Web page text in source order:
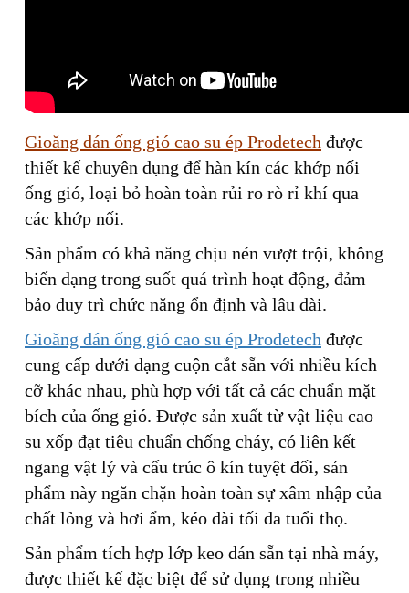
Gioăng dán ống gió cao su ép Prodetech được
thiết kế chuyên dụng để hàn kín các khớp nối
ống gió, loại bỏ hoàn toàn rủi ro rò rỉ khí qua
các khớp nối.
Sản phẩm có khả năng chịu nén vượt trội, không
biến dạng trong suốt quá trình hoạt động, đảm
bảo duy trì chức năng ổn định và lâu dài.
Gioăng dán ống gió cao su ép Prodetech được
cung cấp dưới dạng cuộn cắt sẵn với nhiều kích
cỡ khác nhau, phù hợp với tất cả các chuẩn mặt
bích của ống gió. Được sản xuất từ vật liệu cao
su xốp đạt tiêu chuẩn chống cháy, có liên kết
ngang vật lý và cấu trúc ô kín tuyệt đối, sản
phẩm này ngăn chặn hoàn toàn sự xâm nhập của
chất lỏng và hơi ẩm, kéo dài tối đa tuổi thọ.
Sản phẩm tích hợp lớp keo dán sẵn tại nhà máy,
được thiết kế đặc biệt để sử dụng trong nhiều